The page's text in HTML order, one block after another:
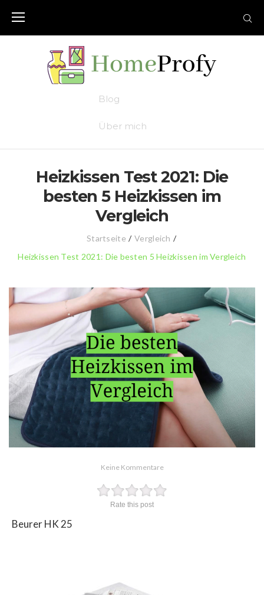
Blog
Über mich
Heizkissen Test 2021: Die
besten 5 Heizkissen im
Vergleich
Startseite / Vergleich /
Heizkissen Test 2021: Die besten 5 Heizkissen im Vergleich
Keine Kommentare
Rate this post
Beurer HK 25